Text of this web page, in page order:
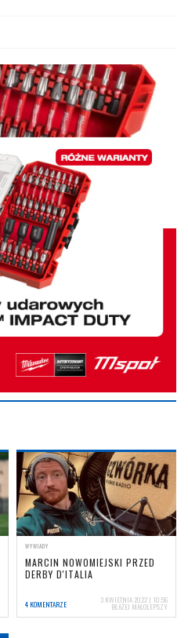
WYWIADY
MARCIN NOWOMIEJSKI PRZED
DERBY D'ITALIA
4 KOMENTARZE 3 KWIETNIA 2022 | 10:56
BŁAŻEJ MAŁOLEPSZY